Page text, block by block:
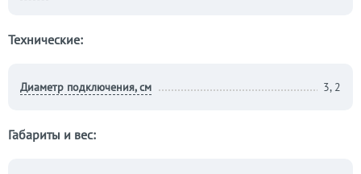
Технические:
Диаметр подключения, см 3, 2
Габариты и вес: